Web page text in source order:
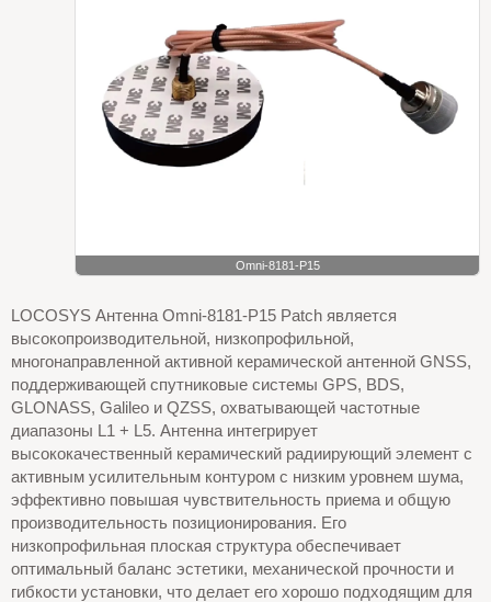
LOCOSYS Антенна Omni-8181-P15 Patch является
высокопроизводительной, низкопрофильной,
многонаправленной активной керамической антенной GNSS,
поддерживающей спутниковые системы GPS, BDS,
GLONASS, Galileo и QZSS, охватывающей частотные
диапазоны L1 + L5. Антенна интегрирует
высококачественный керамический радиирующий элемент с
активным усилительным контуром с низким уровнем шума,
эффективно повышая чувствительность приема и общую
производительность позиционирования. Его
низкопрофильная плоская структура обеспечивает
оптимальный баланс эстетики, механической прочности и
гибкости установки, что делает его хорошо подходящим для